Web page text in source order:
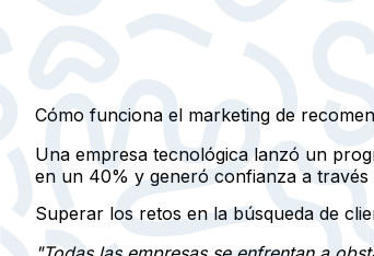
Cómo funciona el marketing de
Una empresa tecnológica lanzó un
en un 40% y generó confianza a
Superar los retos en la búsqueda de